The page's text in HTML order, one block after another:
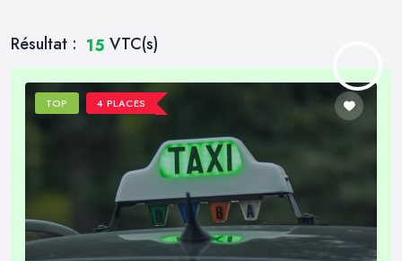
Résultat : 15 VTC(s)
TOP 4 PLACES